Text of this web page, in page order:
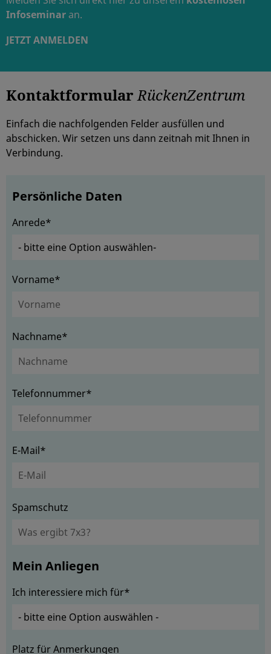
Infoseminaran.
JETZT ANMELDEN
KontaktformularRückenZentrum
Einfach die nachfolgenden Felder ausfüllen und
abschicken. Wir setzen uns dann zeitnah mit Ihnen in
Verbindung.
Persönliche Daten
Anrede*
Vorname*
Nachname*
Telefonnummer*
E-Mail*
Spamschutz
Mein Anliegen
Ich interessiere mich für*
Platz für Anmerkungen